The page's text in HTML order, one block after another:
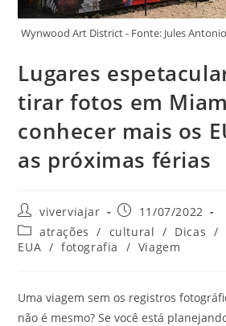
Wynwood Art District - Fonte: Jules
Lugares
tirar fotos em
conhecer mais os
as próximas férias
Autor
do
post:
viverviajar
Post
publicado:
11/07/2022
Categoria
do
atrações / cultural / Dicas /
EUA / fotografia / Viagem
Uma viagem sem os registros
não é mesmo? Se você está